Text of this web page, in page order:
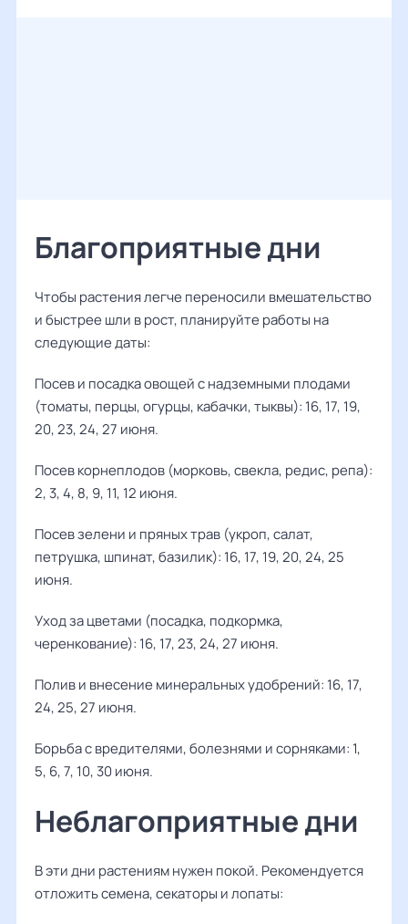
Благоприятные дни
Чтобы растения легче переносили вмешательство
и быстрее шли в рост, планируйте работы на
следующие даты:
Посев и посадка овощей с надземными плодами
(томаты, перцы, огурцы, кабачки, тыквы): 16, 17, 19,
20, 23, 24, 27 июня.
Посев корнеплодов (морковь, свекла, редис, репа):
2, 3, 4, 8, 9, 11, 12 июня.
Посев зелени и пряных трав (укроп, салат,
петрушка, шпинат, базилик): 16, 17, 19, 20, 24, 25
июня.
Уход за цветами (посадка, подкормка,
черенкование): 16, 17, 23, 24, 27 июня.
Полив и внесение минеральных удобрений: 16, 17,
24, 25, 27 июня.
Борьба с вредителями, болезнями и сорняками: 1,
5, 6, 7, 10, 30 июня.
Неблагоприятные дни
В эти дни растениям нужен покой. Рекомендуется
отложить семена, секаторы и лопаты: